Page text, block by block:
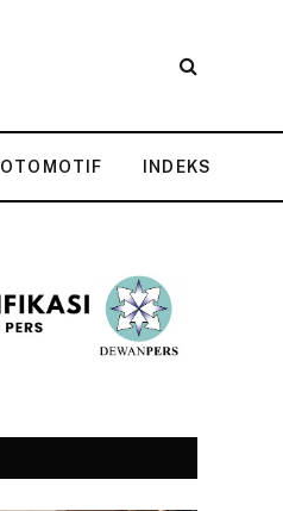
OTOMOTIF INDEKS